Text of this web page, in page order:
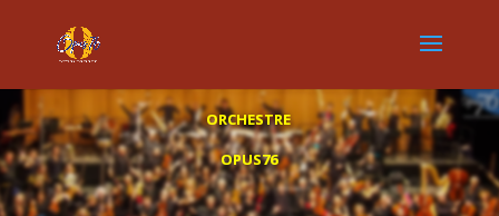
ORCHESTRE
OPUS76